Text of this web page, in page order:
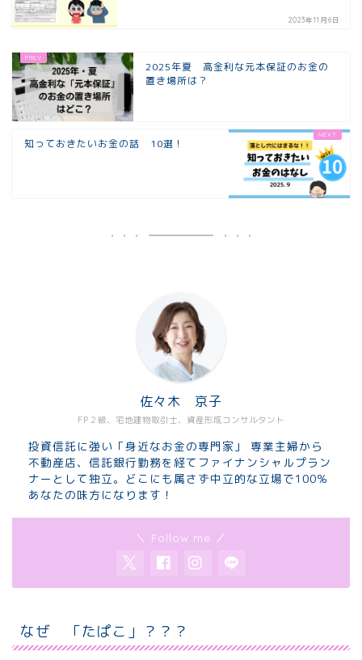
2023年11月6日
2025年夏 高金利な元本保証のお金の
置き場所は？
知っておきたいお金の話 10選！
FP２級、宅地建物取引士、資産形成コンサルタント
佐々木 京子
投資信託に強い「身近なお金の専門家」 専業主婦から
不動産店、信託銀行勤務を経てファイナンシャルプラン
ナーとして独立。どこにも属さず中立的な立場で100％
あなたの味方になります！
＼ Follow me ／
なぜ 「たぱこ」？？？